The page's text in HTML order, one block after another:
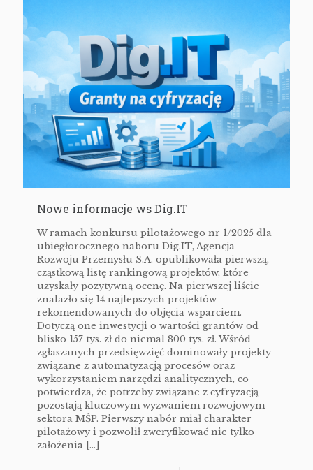
Nowe informacje ws Dig.IT
W ramach konkursu pilotażowego nr 1/2025 dla
ubiegłorocznego naboru Dig.IT, Agencja
Rozwoju Przemysłu S.A. opublikowała pierwszą,
cząstkową listę rankingową projektów, które
uzyskały pozytywną ocenę. Na pierwszej liście
znalazło się 14 najlepszych projektów
rekomendowanych do objęcia wsparciem.
Dotyczą one inwestycji o wartości grantów od
blisko 157 tys. zł do niemal 800 tys. zł. Wśród
zgłaszanych przedsięwzięć dominowały projekty
związane z automatyzacją procesów oraz
wykorzystaniem narzędzi analitycznych, co
potwierdza, że potrzeby związane z cyfryzacją
pozostają kluczowym wyzwaniem rozwojowym
sektora MŚP. Pierwszy nabór miał charakter
pilotażowy i pozwolił zweryfikować nie tylko
założenia […]